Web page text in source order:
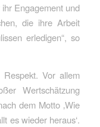
Engagement und
die ihre Arbeit
erledigen“, so
Vor allem
Wertschätzung
dem Motto ‚Wie
es wieder heraus‘.